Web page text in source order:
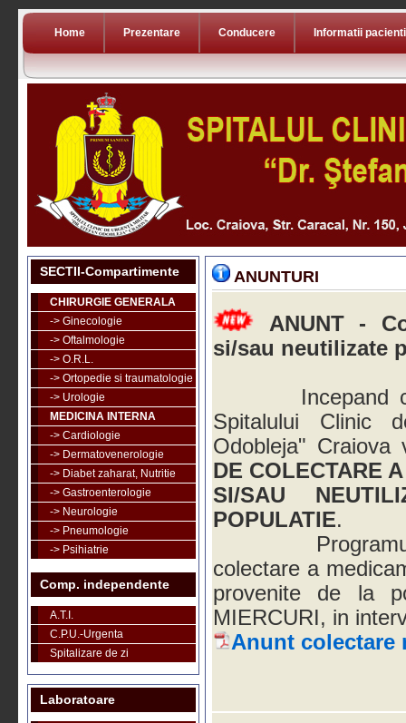
Home Prezentare Conducere Informatii pacienti
SECTII-Compartimente
CHIRURGIE GENERALA
-> Ginecologie
-> Oftalmologie
-> O.R.L.
-> Ortopedie si traumatologie
-> Urologie
MEDICINA INTERNA
-> Cardiologie
-> Dermatovenerologie
-> Diabet zaharat, Nutritie
-> Gastroenterologie
-> Neurologie
-> Pneumologie
-> Psihiatrie
Comp. independente
A.T.I.
C.P.U.-Urgenta
Spitalizare de zi
Laboratoare
ANUNTURI
ANUNT -
si/sau neutilizate
Incepand cu
Spitalului Clinic
Odobleja"
DE COLECTARE
SI/SAU
POPULATIE.
Programul de
colectare a
provenite de la
MIERCURI, in
Anunt colectare